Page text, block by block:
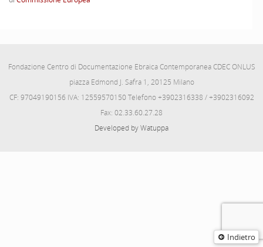
Indietro
Fondazione Centro di Documentazione Ebraica Contemporanea CDEC ONLUS
piazza Edmond J. Safra 1, 20125 Milano
CF: 97049190156 IVA: 12559570150 Telefono +3902316338 / +3902316092
Fax: 02.33.60.27.28
Developed by Watuppa